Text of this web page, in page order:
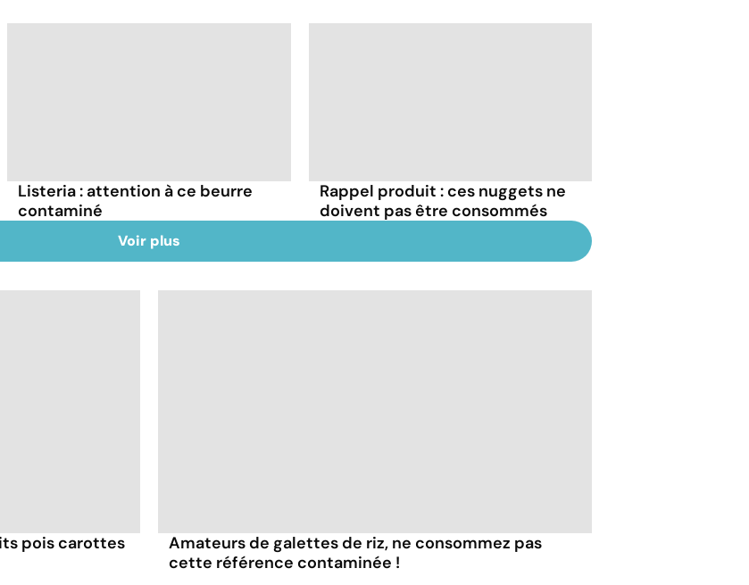
Listeria : attention à ce beurre
contaminé
Rappel produit : ces nuggets ne
doivent pas être consommés
Voir plus
pois carottes
Amateurs de galettes de riz, ne consommez pas
cette référence contaminée !